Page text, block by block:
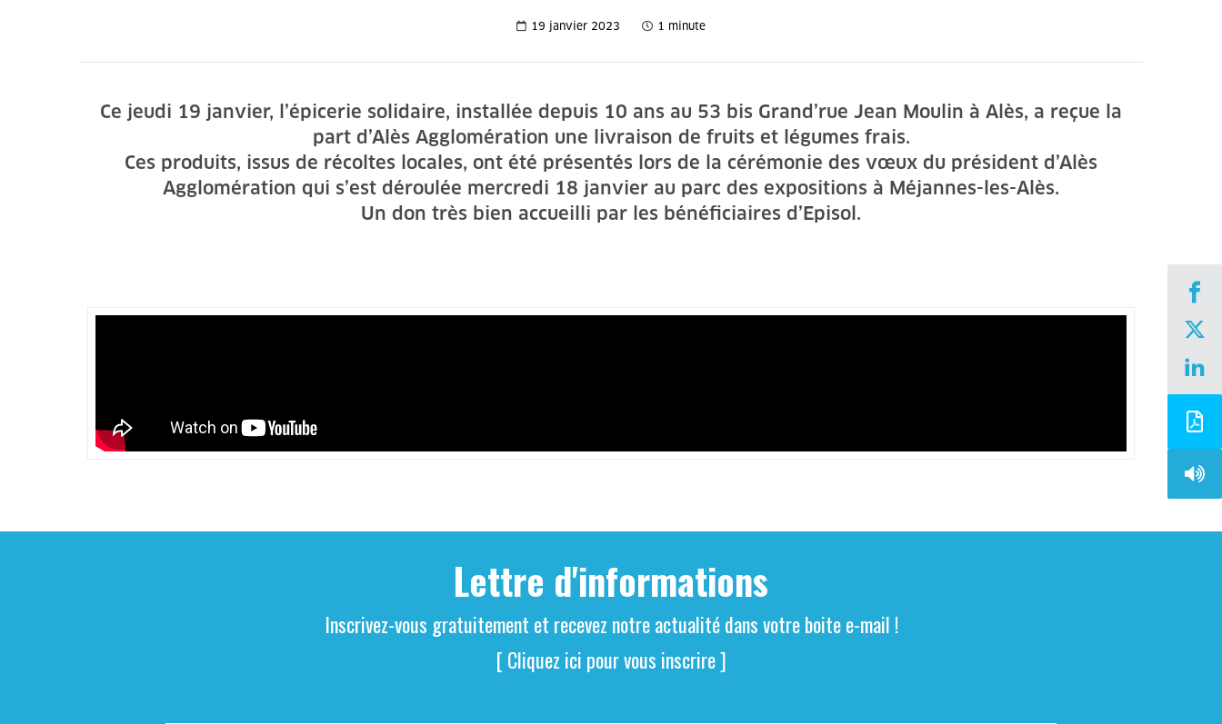
19 janvier 2023 1 minute
Ce jeudi 19 janvier, l’épicerie solidaire, installée depuis 10 ans au 53 bis Grand’rue Jean Moulin à Alès, a reçue la
part d’Alès Agglomération une livraison de fruits et légumes frais.
Ces produits, issus de récoltes locales, ont été présentés lors de la cérémonie des vœux du président d’Alès
Agglomération qui s’est déroulée mercredi 18 janvier au parc des expositions à Méjannes-les-Alès.
Un don très bien accueilli par les bénéficiaires d’Episol.
Lettre d'informations
Inscrivez-vous gratuitement et recevez notre actualité dans votre boite e-mail !
[ Cliquez ici pour vous inscrire ]